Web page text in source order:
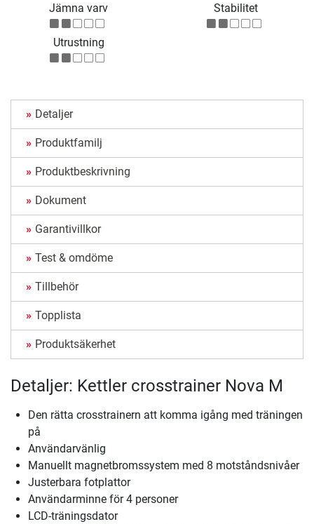
Jämna varv
Stabilitet
Utrustning
Detaljer
Produktfamilj
Produktbeskrivning
Dokument
Garantivillkor
Test & omdöme
Tillbehör
Topplista
Produktsäkerhet
Detaljer: Kettler crosstrainer Nova M
Den rätta crosstrainern att komma igång med träningen
på
Användarvänlig
Manuellt magnetbromssystem med 8 motståndsnivåer
Justerbara fotplattor
Användarminne för 4 personer
LCD-träningsdator